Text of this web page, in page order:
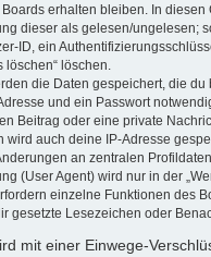
erhalten bleiben. In
dieser als gelesen/ungelesen;
ID, ein
löschen“ löschen.
die Daten gespeichert, die
und ein Passwort
Beitrag oder eine private
wird auch deine IP-Adresse
an zentralen
(User Agent) wird nur in der
einzelne Funktionen des
gesetzte Lesezeichen oder
mit einer Einwege-